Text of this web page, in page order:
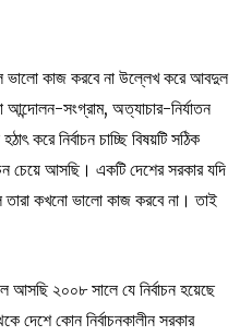
ভালো কাজ করবে না উল্লেখ করে আবদুল
সংগ্রাম, অত্যাচার-নির্যাতন
করে নির্বাচন চাচ্ছি বিষয়টি সঠিক
চেয়ে আসছি। একটি দেশের সরকার যদি
তারা কখনো ভালো কাজ করবে না। তাই
২০০৮ সালে যে নির্বাচন হয়েছে
দেশে কোন নির্বাচনকালীন সরকার